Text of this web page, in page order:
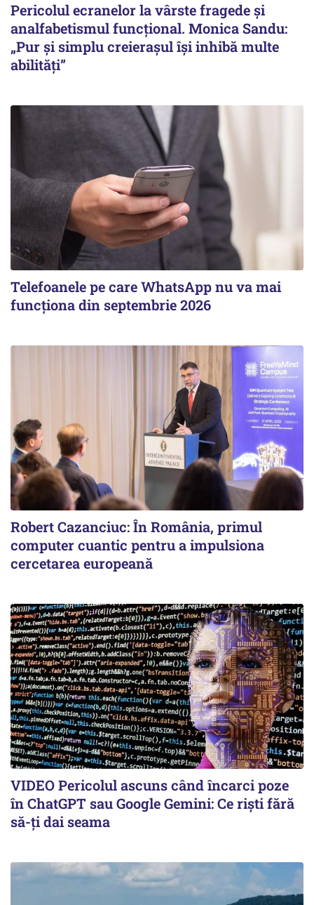
Pericolul ecranelor la vârste fragede și
analfabetismul funcțional. Monica Sandu:
„Pur și simplu creierașul își inhibă multe
abilități”
Telefoanele pe care WhatsApp nu va mai
funcționa din septembrie 2026
Robert Cazanciuc: În România, primul
computer cuantic pentru a impulsiona
cercetarea europeană
VIDEO Pericolul ascuns când încarci poze
în ChatGPT sau Google Gemini: Ce riști fără
să-ți dai seama